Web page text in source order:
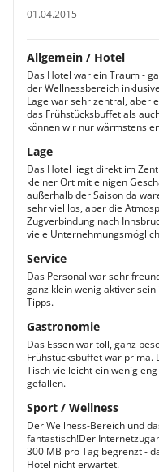
01.04.2015
Allgemein / Hotel
Das Hotel war ein Traum -
der Wellnessbereich
Lage war sehr zentral, aber
das Frühstücksbuffet als
können wir nur wärmstens
Lage
Das Hotel liegt direkt im
kleiner Ort mit einigen
außerhalb der Saison da
sehr viel los, aber die
Zugverbindung nach
viele
Service
Das Personal war sehr
ganz klein wenig aktiver
Tipps.
Gastronomie
Das Essen war toll, ganz
Frühstücksbuffet war prima.
Tisch vielleicht ein wenig
gefallen.
Sport / Wellness
Der Wellness-Bereich und
fantastisch!Der
300 MB pro Tag begrenzt -
Hotel nicht erwartet.